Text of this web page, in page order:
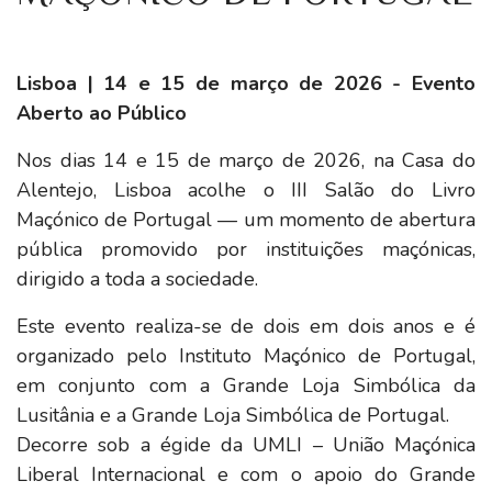
Lisboa | 14 e 15 de março de 2026 - Evento
Aberto ao Público
Nos dias 14 e 15 de março de 2026, na Casa do
Alentejo, Lisboa acolhe o III Salão do Livro
Maçónico de Portugal — um momento de abertura
pública promovido por instituições maçónicas,
dirigido a toda a sociedade.
Este evento realiza-se de dois em dois anos e é
organizado pelo Instituto Maçónico de Portugal,
em conjunto com a Grande Loja Simbólica da
Lusitânia e a Grande Loja Simbólica de Portugal.
Decorre sob a égide da UMLI – União Maçónica
Liberal Internacional e com o apoio do Grande